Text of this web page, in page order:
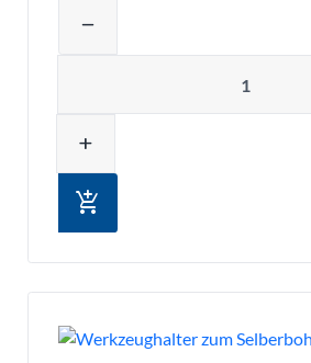
remove
add
add_shopping_cart